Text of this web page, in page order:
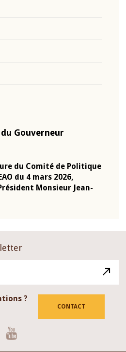
Gouverneur
du Comité de Politique
du 4 mars 2026,
Monsieur Jean-
?
CONTACT